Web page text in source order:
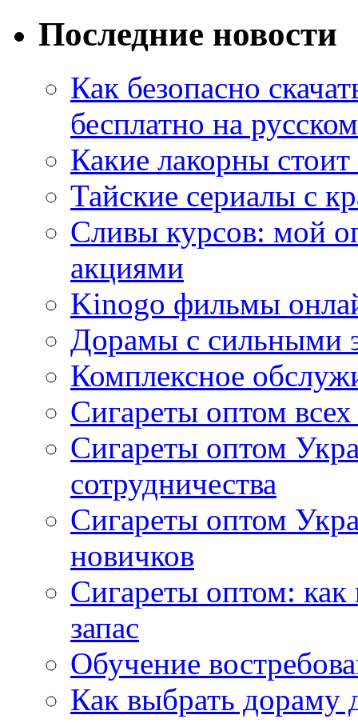
Последние новости
Как безопасно
бесплатно на
Какие лакорны
Тайские сериалы с
Сливы курсов: мой
акциями
Kinogo фильмы
Дорамы с сильными
Комплексное
Сигареты оптом
Сигареты оптом
сотрудничества
Сигареты оптом
новичков
Сигареты оптом:
запас
Обучение
Как выбрать дораму